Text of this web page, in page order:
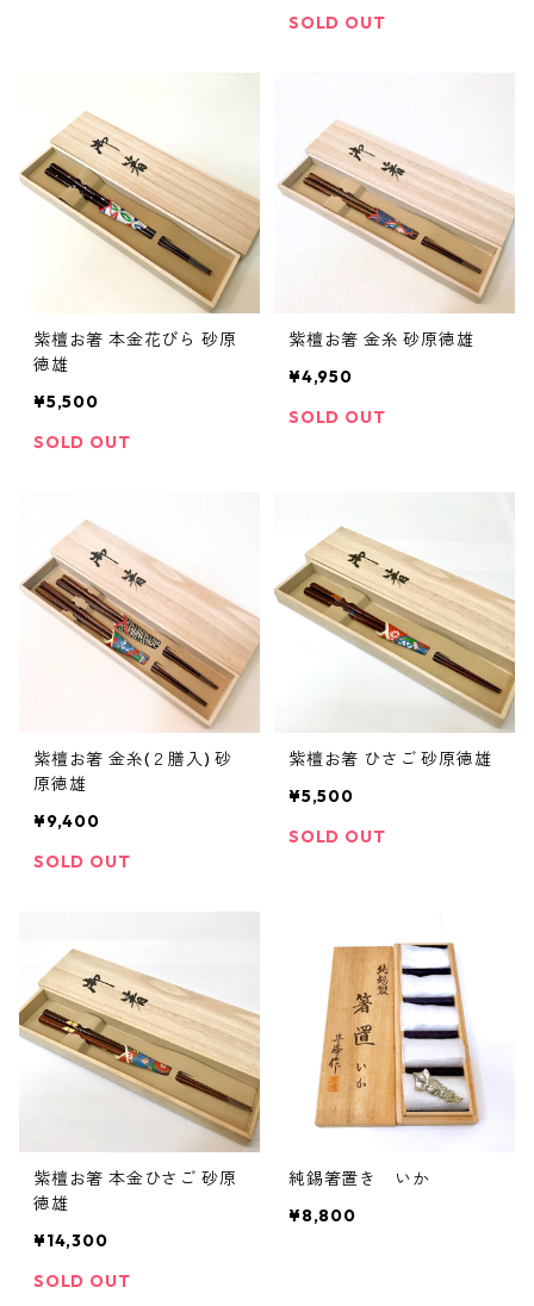
SOLD OUT
紫檀お箸 本金花びら 砂原
徳雄
¥5,500
SOLD OUT
紫檀お箸 金糸 砂原徳雄
¥4,950
SOLD OUT
紫檀お箸 金糸(２膳入) 砂
原徳雄
¥9,400
SOLD OUT
紫檀お箸 ひさご 砂原徳雄
¥5,500
SOLD OUT
紫檀お箸 本金ひさご 砂原
徳雄
¥14,300
SOLD OUT
純錫箸置き いか
¥8,800